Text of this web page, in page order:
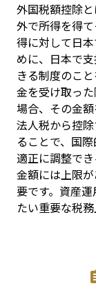
外国税額控除
外で所得を得
得に対して日
めに、日本で
きる制度のこ
金を受け取っ
場合、その金
法人税から控
ることで、国
適正に調整で
金額には上限
要です。資産
たい重要な税務